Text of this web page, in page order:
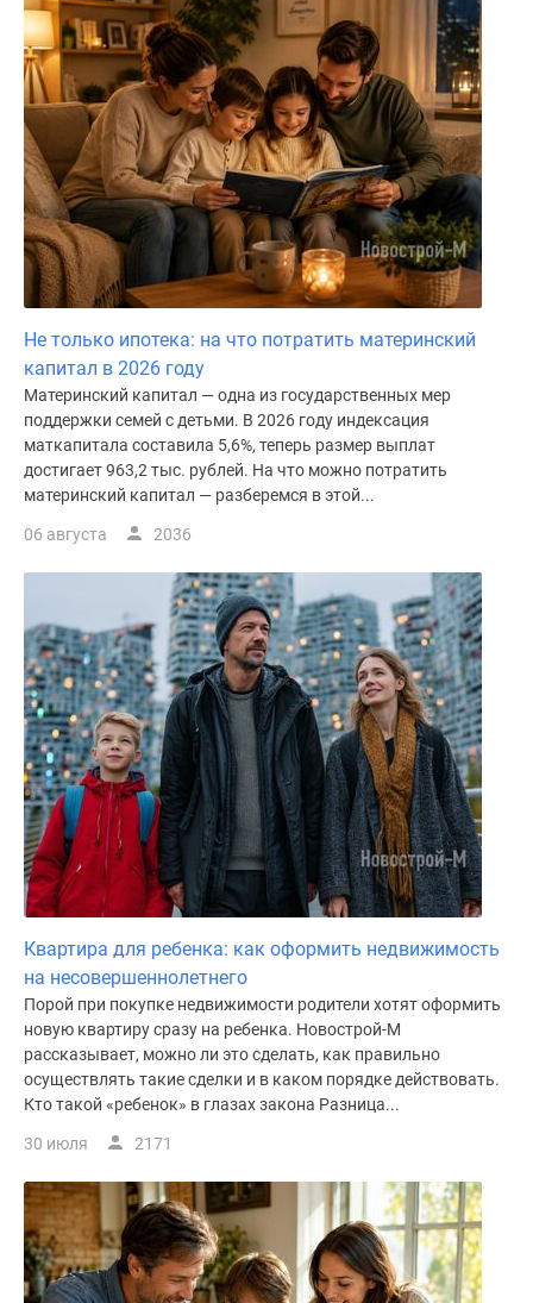
Не только ипотека: на что потратить материнский
капитал в 2026 году
Материнский капитал — одна из государственных мер
поддержки семей с детьми. В 2026 году индексация
маткапитала составила 5,6%, теперь размер выплат
достигает 963,2 тыс. рублей. На что можно потратить
материнский капитал — разберемся в этой...
06 августа 2036
Квартира для ребенка: как оформить недвижимость
на несовершеннолетнего
Порой при покупке недвижимости родители хотят оформить
новую квартиру сразу на ребенка. Новострой-М
рассказывает, можно ли это сделать, как правильно
осуществлять такие сделки и в каком порядке действовать.
Кто такой «ребенок» в глазах закона Разница...
30 июля 2171